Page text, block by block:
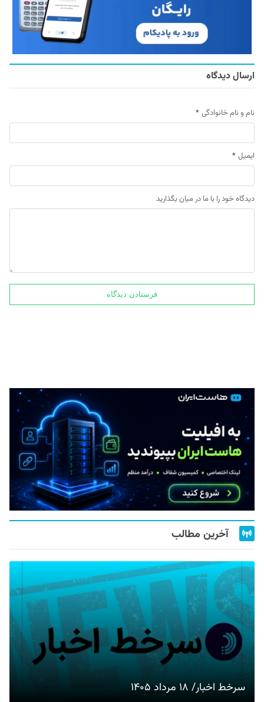
ارسال دیدگاه
نام و نام خانوادگی *
ایمیل *
دیدگاه خود را با ما در میان بگذارید
آخرین مطالب
سرخط اخبار/ ۱۸ مرداد ۱۴۰۵